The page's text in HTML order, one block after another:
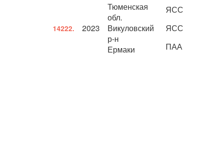
14222. 2023
Тюменская
обл.
Викуловский
р-н
Ермаки
ЯСС
ЯСС
ПАА